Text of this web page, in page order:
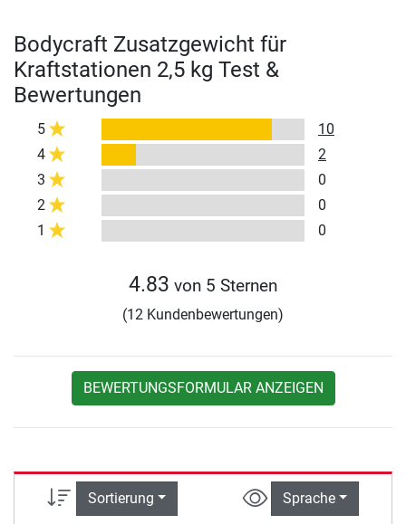
Bodycraft Zusatzgewicht für
Kraftstationen 2,5 kg Test &
Bewertungen
5
10
4
2
3
0
2
0
1
0
4.83 von 5 Sternen
(12 Kundenbewertungen)
BEWERTUNGSFORMULAR ANZEIGEN
Sortierung Sprache